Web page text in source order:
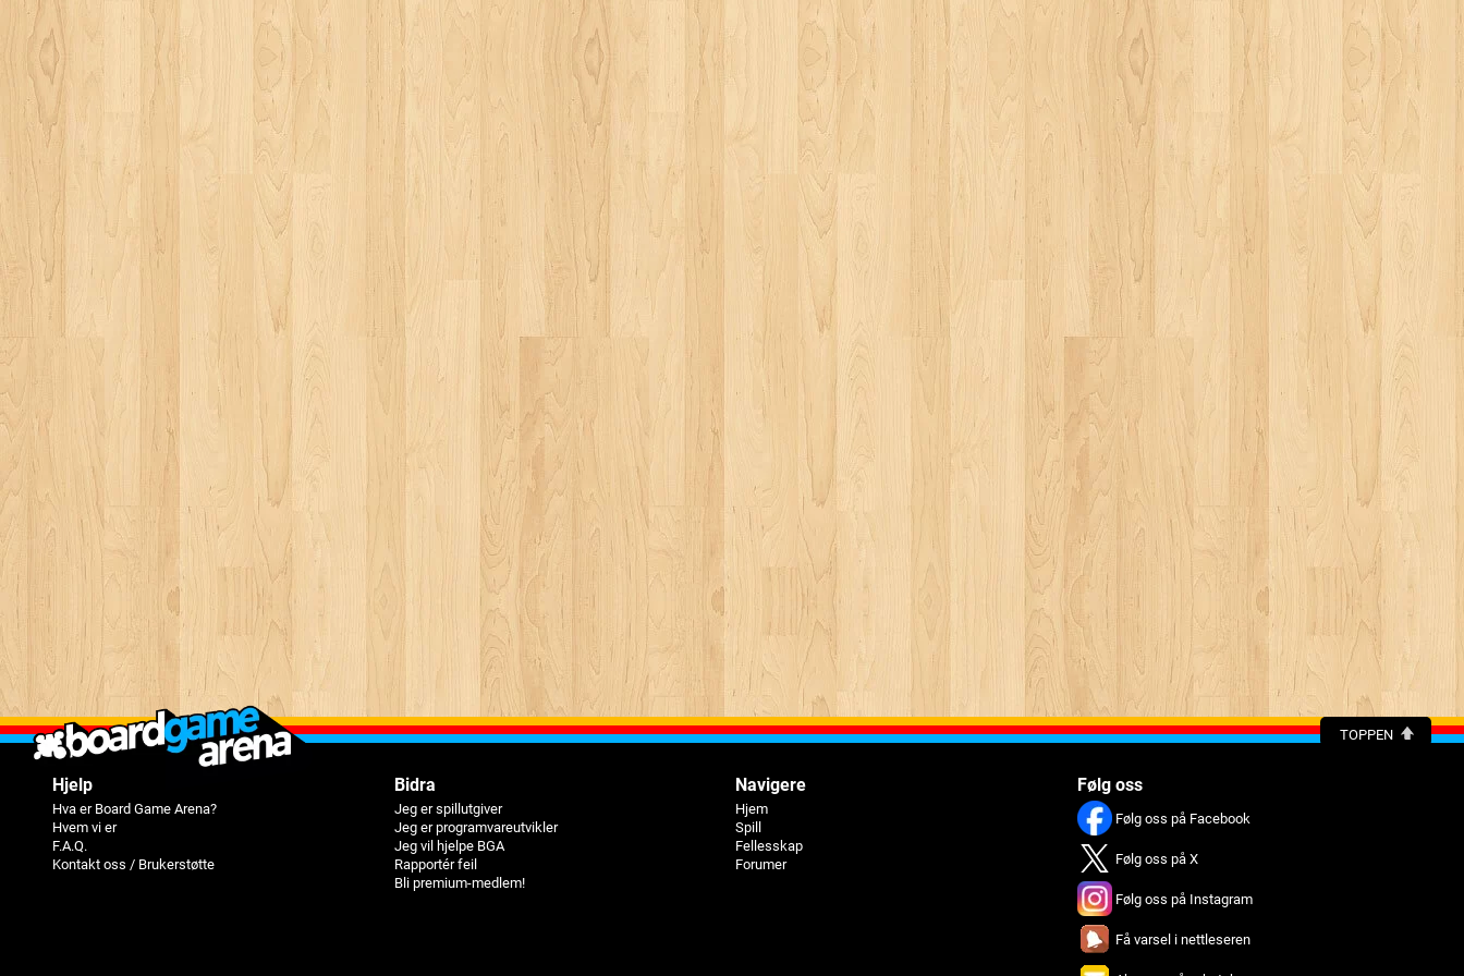
TOPPEN
Hjelp
Hva er Board Game Arena?
Hvem vi er
F.A.Q.
Kontakt oss / Brukerstøtte
Bidra
Jeg er spillutgiver
Jeg er programvareutvikler
Jeg vil hjelpe BGA
Rapportér feil
Bli premium-medlem!
Navigere
Hjem
Spill
Fellesskap
Forumer
Følg oss
Følg oss på Facebook
Følg oss på X
Følg oss på Instagram
Få varsel i nettleseren